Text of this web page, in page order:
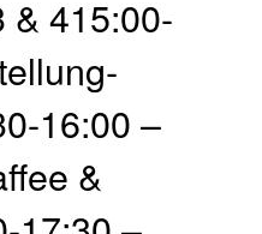
& 415:00-
16:00 –
&